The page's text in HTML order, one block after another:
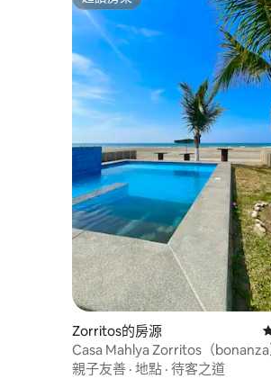
超讚房東
Zorritos的房源
Casa Mahlya Zorritos（bonanza
親子友善 · 地點 · 待客之道